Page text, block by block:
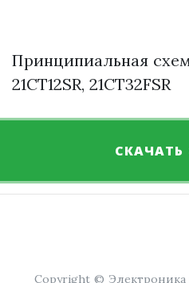
Принципиальная
21CT12SR, 21CT32FSR
СКАЧАТЬ
Copyright © Электроника